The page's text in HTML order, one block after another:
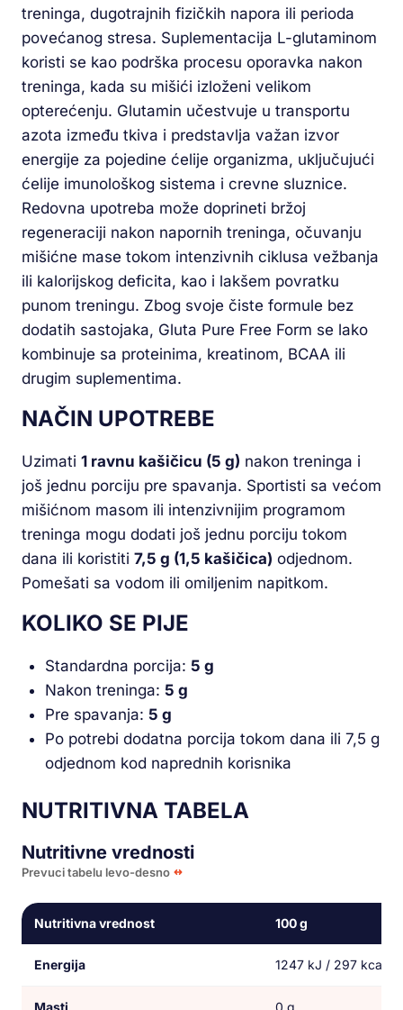
treninga, dugotrajnih fizičkih napora ili perioda
povećanog stresa. Suplementacija L-glutaminom
koristi se kao podrška procesu oporavka nakon
treninga, kada su mišići izloženi velikom
opterećenju. Glutamin učestvuje u transportu
azota između tkiva i predstavlja važan izvor
energije za pojedine ćelije organizma, uključujući
ćelije imunološkog sistema i crevne sluznice.
Redovna upotreba može doprineti bržoj
regeneraciji nakon napornih treninga, očuvanju
mišićne mase tokom intenzivnih ciklusa vežbanja
ili kalorijskog deficita, kao i lakšem povratku
punom treningu. Zbog svoje čiste formule bez
dodatih sastojaka, Gluta Pure Free Form se lako
kombinuje sa proteinima, kreatinom, BCAA ili
drugim suplementima.
NAČIN UPOTREBE
Uzimati 1 ravnu kašičicu (5 g) nakon treninga i
još jednu porciju pre spavanja. Sportisti sa većom
mišićnom masom ili intenzivnijim programom
treninga mogu dodati još jednu porciju tokom
dana ili koristiti 7,5 g (1,5 kašičica) odjednom.
Pomešati sa vodom ili omiljenim napitkom.
KOLIKO SE PIJE
Standardna porcija: 5 g
Nakon treninga: 5 g
Pre spavanja: 5 g
Po potrebi dodatna porcija tokom dana ili 7,5 g
odjednom kod naprednih korisnika
NUTRITIVNA TABELA
Nutritivne vrednosti
Prevuci tabelu levo-desno
Nutritivna vrednost 100 g
Energija 1247 kJ / 297 kcal